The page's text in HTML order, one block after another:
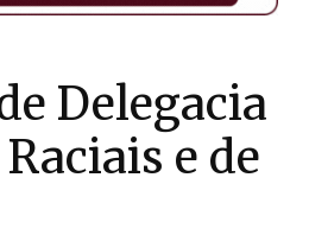
Delegacia
e de